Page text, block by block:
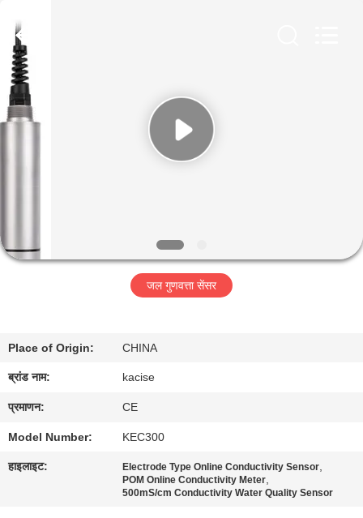
होम
हमारे
बारे
फैक्टरी
यात्रा
गुणवत्ता
Kacise
Optronics
Co.,Ltd..
Rights
Reserved.
जल गुणवत्ता सेंसर
Place of Origin: CHINA
ब्रांड नाम: kacise
प्रमाणन: CE
Model Number: KEC300
हाइलाइट: Electrode Type Online Conductivity Sensor,
POM Online Conductivity Meter,
500mS/cm Conductivity Water Quality Sensor